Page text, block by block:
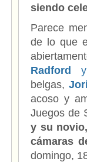
siendo
Parece
de lo que
Radford
belgas,
acoso y
Juegos de
y su
cámaras
domingo,